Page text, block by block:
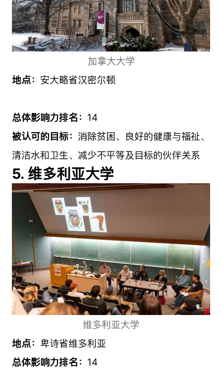
加拿大大学
地点： 安大略省汉密尔顿
总体影响力排名： 14
被认可的目标： 消除贫困、良好的健康与福祉、
清洁水和卫生、减少不平等及目标的伙伴关系
5. 维多利亚大学
维多利亚大学
地点： 卑诗省维多利亚
总体影响力排名： 14